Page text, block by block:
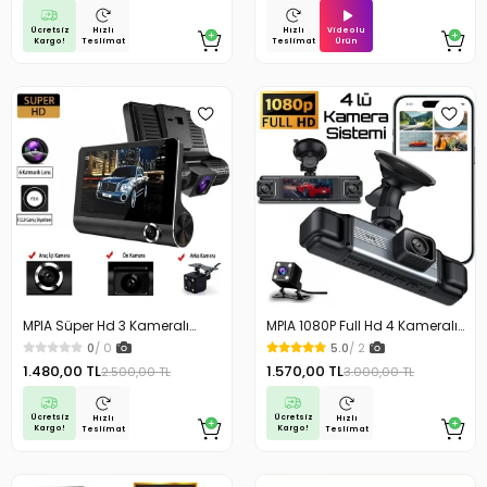
Ücretsiz
Kargo!
Hızlı
Teslimat
Hızlı
Teslimat
Videolu
Ürün
MPIA Süper Hd 3 Kameralı
Büyük Ekranlı Arka Park
Kameralı Sensörlü Lcd Ekranlı
Araç Kamerası
0/ 0
1.480,00 TL2.500,00 TL
Ücretsiz
Kargo!
Hızlı
Teslimat
MPIA 1080P Full Hd 4 Kameralı
Arka Park Kamerası Sensörlü
Lcd Ekranlı Araç Kamerası
5.0/ 2
1.570,00 TL3.000,00 TL
Ücretsiz
Kargo!
Hızlı
Teslimat